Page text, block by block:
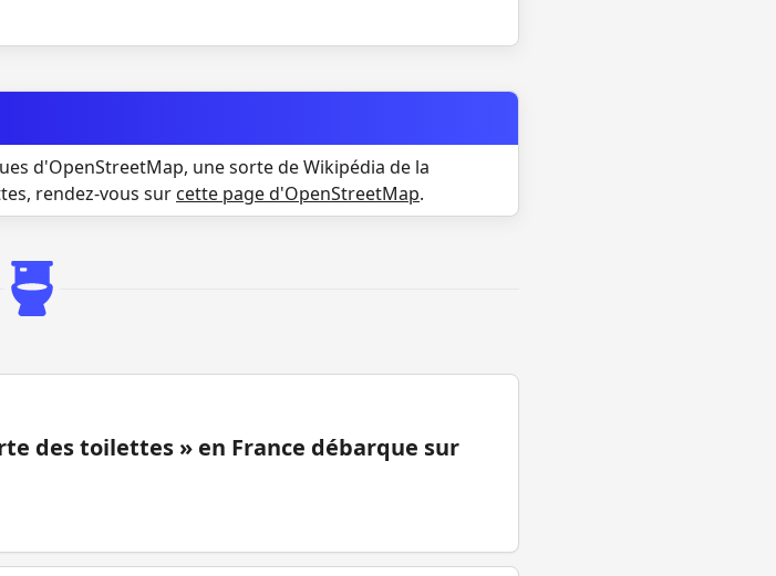
d'OpenStreetMap, une sorte de Wikipédia de la
rendez-vous sur cette page d'OpenStreetMap.
des toilettes » en France débarque sur